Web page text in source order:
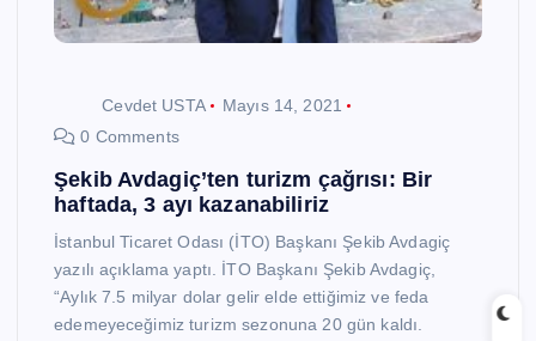
Cevdet USTA
Mayıs 14, 2021
0 Comments
Şekib Avdagiç’ten turizm çağrısı: Bir
haftada, 3 ayı kazanabiliriz
İstanbul Ticaret Odası (İTO) Başkanı Şekib Avdagiç
yazılı açıklama yaptı. İTO Başkanı Şekib Avdagiç,
“Aylık 7.5 milyar dolar gelir elde ettiğimiz ve feda
edemeyeceğimiz turizm sezonuna 20 gün kaldı.